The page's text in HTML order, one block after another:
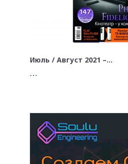
Июль / Август 2021 –…
…